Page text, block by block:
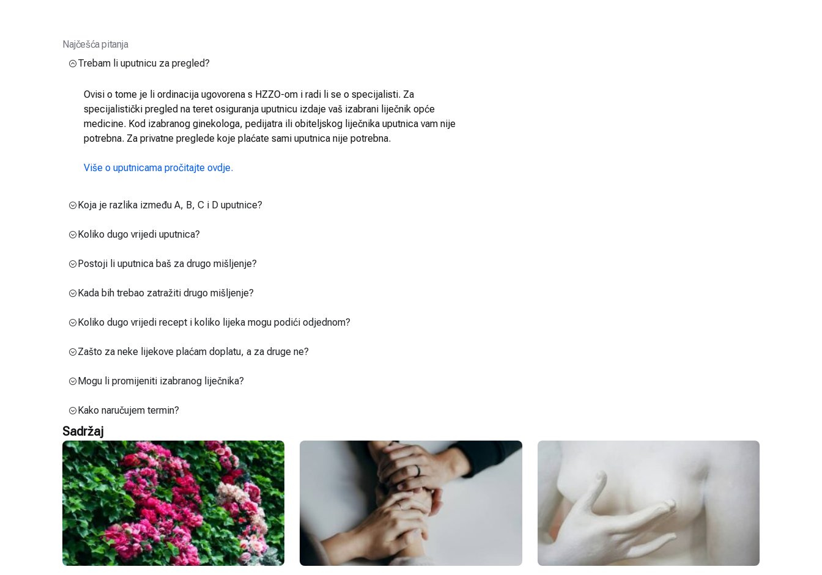
Najčešća pitanja
Trebam li uputnicu za pregled?
Ovisi o tome je li ordinacija ugovorena s HZZO-om i radi li se o specijalisti. Za
specijalistički pregled na teret osiguranja uputnicu izdaje vaš izabrani liječnik opće
medicine. Kod izabranog ginekologa, pedijatra ili obiteljskog liječnika uputnica vam nije
potrebna. Za privatne preglede koje plaćate sami uputnica nije potrebna.
Više o uputnicama pročitajte ovdje.
Koja je razlika između A, B, C i D uputnice?
Koliko dugo vrijedi uputnica?
Postoji li uputnica baš za drugo mišljenje?
Kada bih trebao zatražiti drugo mišljenje?
Koliko dugo vrijedi recept i koliko lijeka mogu podići odjednom?
Zašto za neke lijekove plaćam doplatu, a za druge ne?
Mogu li promijeniti izabranog liječnika?
Kako naručujem termin?
Sadržaj